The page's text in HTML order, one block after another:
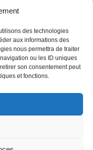
des technologies
aux informations des
nous permettra de traiter
ou les ID uniques
son consentement peut
et fonctions.